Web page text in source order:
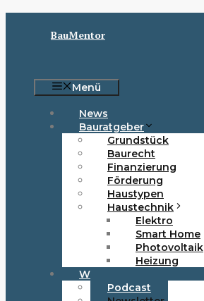
BauMentor
Menü
News
Bauratgeber
Grundstück
Baurecht
Finanzierung
Förderung
Haustypen
Haustechnik
Elektro
Smart Home
Photovoltaik
Heizung
Wissen & Tools
Podcast